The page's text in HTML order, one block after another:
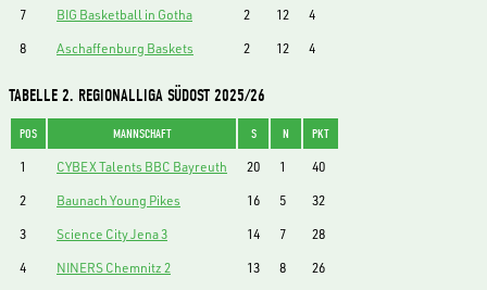
7
BIG Basketball in Gotha 2 12
4
8
Aschaffenburg Baskets 2 12 4
TABELLE 2. REGIONALLIGA SÜDOST 2025/26
POS MANNSCHAFT S N PKT
1 CYBEX Talents BBC Bayreuth 20 1
40
2
Baunach Young Pikes 16 5
32
3
Science City Jena 3 14 7
28
4
NINERS Chemnitz 2 13 8
26